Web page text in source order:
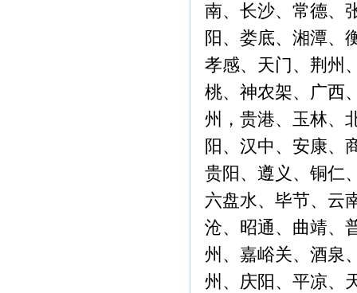
南、长沙、常德、
阳、娄底、湘潭、
孝感、天门、荆州
桃、神农架、广西
州，贵港、玉林、
阳、汉中、安康、
贵阳、遵义、铜仁
六盘水、毕节、云
沧、昭通、曲靖、
州、嘉峪关、酒泉
州、庆阳、平凉、